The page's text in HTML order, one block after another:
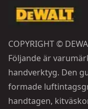
COPYRIGHT ©
Följande är
handverktyg. Den
formade
handtagen,